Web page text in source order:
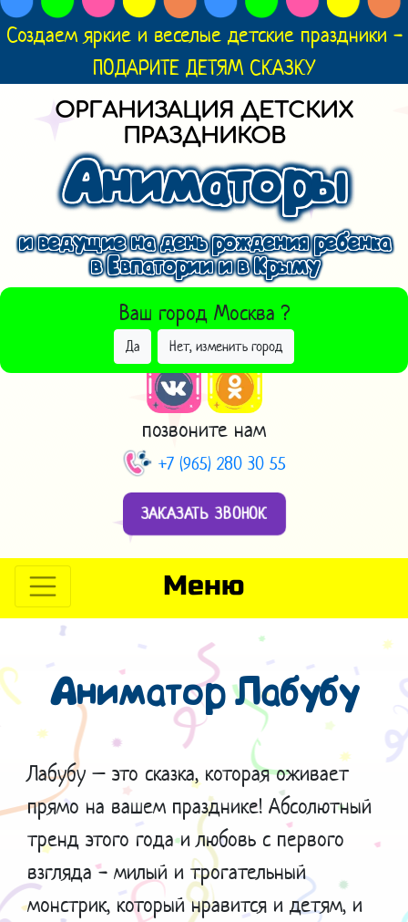
Создаем яркие и веселые детские праздники -
ПОДАРИТЕ ДЕТЯМ СКАЗКУ
ОРГАНИЗАЦИЯ ДЕТСКИХ
ПРАЗДНИКОВ
Аниматоры
и ведущие на день рождения ребенка
в Евпатории и в Крыму
Ваш город Москва ?
Да Нет, изменить город
ВЫБРАТЬ ДРУГОЙ ГОРОД
позвоните нам
+7 (965) 280 30 55
ЗАКАЗАТЬ ЗВОНОК
Меню
Аниматор Лабубу
Лабубу – это сказка, которая оживает
прямо на вашем празднике! Абсолютный
тренд этого года и любовь с первого
взгляда - милый и трогательный
монстрик, который нравится и детям, и